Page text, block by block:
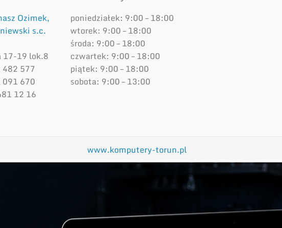
Ozimek,
s.c.
17-19 lok.8
577
670
12 16
poniedziałek: 9:00 – 18:00
wtorek: 9:00 – 18:00
środa: 9:00 – 18:00
czwartek: 9:00 – 18:00
piątek: 9:00 – 18:00
sobota: 9:00 – 13:00
www.komputery-torun.pl